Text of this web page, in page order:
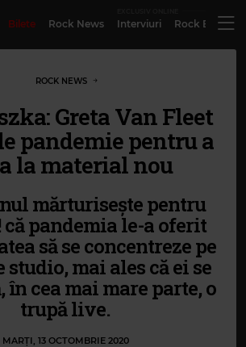
Bilete Rock News Interviuri Rock
ROCK NEWS
Greta Van Fleet
pandemie pentru a
la material nou
mărturisește pentru
pandemia le-a oferit
să se concentreze pe
studio, mai ales că ei se
în cea mai mare parte, o
trupă live.
MARȚI, 13 OCTOMBRIE 2020